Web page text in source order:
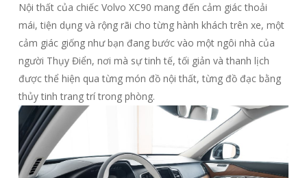
Nội thất của chiếc Volvo XC90 mang đến cảm giác thoải
mái, tiện dụng và rộng rãi cho từng hành khách trên xe, một
cảm giác giống như bạn đang bước vào một ngôi nhà của
người Thụy Điển, nơi mà sự tinh tế, tối giản và thanh lịch
được thể hiện qua từng món đồ nội thất, từng đồ đạc bằng
thủy tinh trang trí trong phòng.